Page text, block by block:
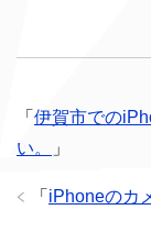
「 伊賀市での
い。
」
「 iPhoneのカ